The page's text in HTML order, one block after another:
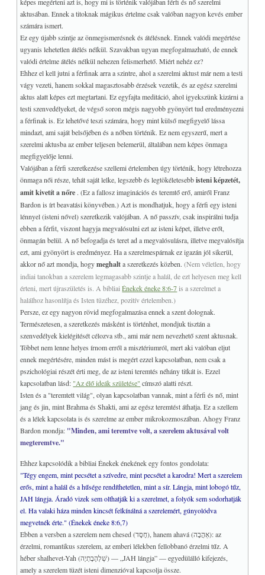
aktusában. Ennek a titoknak mágikus értelme csak valóban nagyon kevés ember
számára ismert.
Ez egy újabb szintje az önmegismerésnek és átélésnek. Ennek valódi megértése
ugyanis lehetetlen átélés nélkül. Szavakban ugyan megfogalmazható, de ennek
valódi értelme átélés nélkül nehezen felismerhető. Miért nehéz ez?
Ehhez el kell jutni a férfinak arra a szintre, ahol a szerelmi aktust már nem a testi
vágy vezeti, hanem sokkal magasztosabb érzések vezetik, és az egész szerelmi
aktus alatt képes ezt megtartani. Ez egyfajta meditáció, ahol igyekszünk kizárni a
testi szenvedélyeket, de végső soron mégis nagyobb gyönyört tud eredményezni
a férfinak is. Ez lehetővé teszi számára, hogy mint külső megfigyelő lássa
mindazt, ami saját belsőjében és a nőben történik. Ez nem egyszerű, mert a
szerelmi aktusba az ember teljesen belemerül, általában nem képes önmaga
megfigyelője lenni.
Valójában a férfi szeretkezése szellemi értelemben úgy történik, hogy létrehozza
önmaga női része, tehát saját lelke, legszebb és legtökéletesebbisteni képzetét,
amit kivetít a nőre . (Ez a fallosz imaginációs és teremtő erő, amiről Franz
Bardon is írt beavatási könyvében.) Azt is mondhatjuk, hogy a férfi egy isteni
lénnyel (isteni nővel) szeretkezik valójában. A nő passzív, csak inspirálni tudja
ebben a férfit, viszont hagyja megvalósulni ezt az isteni képet, illetve erőt,
önmagán belül. A nő befogadja és teret ad a megvalósulásra, illetve megvalósítja
ezt, ami gyönyört is eredményez. Ha a szerelmespárnak ez igazán jól sikerül,
akkor nő azt mondja, hogymeghalta szeretkezés közben.(Nem véletlen, hogy
indiai tanokban a szerelem legmagasabb szintje a halál, de ezt helyesen meg kell
érteni, mert újraszületés is. A bibliaiÉnekek éneke 8:6-7is a szerelmet a
halálhoz hasonlítja és Isten tüzéhez, pozitív értelemben.)
Persze, ez egy nagyon rövid megfogalmazása ennek a szent dolognak.
Természetesen, a szeretkezés másként is történhet, mondjuk tisztán a
szenvedélyek kielégitését célozva stb., ami már nem nevezhető szent aktusnak.
Többet nem lenne helyes írnom erről a misztériumról, mert aki valóban eljut
ennek megértésére, minden mást is megért ezzel kapcsolatban, nem csak a
pszichológiai részét érti meg, de az isteni teremtés néhány titkát is. Ezzel
kapcsolatban lásd: "Az élő ideák születése" címszó alatti részt.
Isten és a "teremtett világ", olyan kapcsolatban vannak, mint a férfi és nő, mint
jang és jin, mint Brahma és Shakti, ami az egész teremtést áthatja. Ez a szellem
és a lélek kapcsolata is és szerelme az ember mikrokozmoszában. Ahogy Franz
Bardon mondja: "Minden, ami teremtve volt, a szerelem aktusával volt
megteremtve."
Ehhez kapcsolódik a bibliai Énekek énekének egy fontos gondolata:
"Tégy engem, mint pecsétet a szívedre, mint pecsétet a karodra! Mert a szerelem
erős, mint a halál és a hűsége rendíthetetlen, mint a sír. Lángja, mint lobogó tűz,
JAH lángja. Áradó vizek sem olthatják ki a szerelmet, a folyók sem sodorhatják
el. Ha valaki háza minden kincsét felkínálná a szerelemért, gúnyolódva
megvetnék érte." (Énekek éneke 8:6,7)
Ebben a versben a szerelem nem chesed (חֶסֶד), hanem ahavá (אַהֲבָה): az
érzelmi, romantikus szerelem, az emberi lélekben fellobbanó érzelmi tűz. A
héber shalhevet-Yah (שַׁלְהֶבֶתְיָה) — „JAH lángja” — egyedülálló kifejezés,
amely a szerelem tüzét isteni dimenzióval kapcsolja össze.